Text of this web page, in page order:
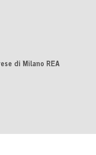
di Milano REA